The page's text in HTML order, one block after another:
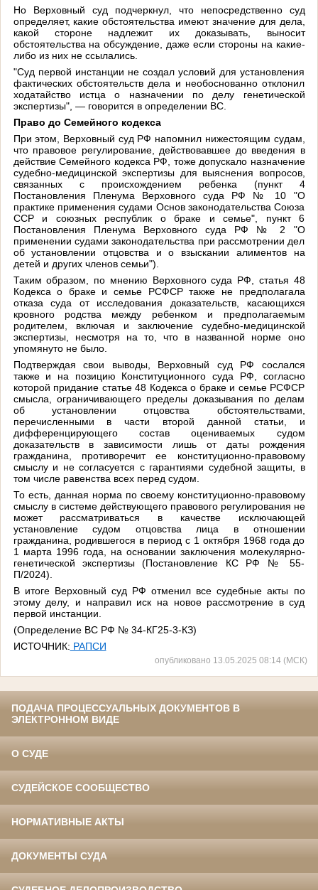
Но Верховный суд подчеркнул, что непосредственно суд
определяет, какие обстоятельства имеют значение для дела,
какой стороне надлежит их доказывать, выносит
обстоятельства на обсуждение, даже если стороны на какие-
либо из них не ссылались.
"Суд первой инстанции не создал условий для установления
фактических обстоятельств дела и необоснованно отклонил
ходатайство истца о назначении по делу генетической
экспертизы", — говорится в определении ВС.
Право до Семейного кодекса
При этом, Верховный суд РФ напомнил нижестоящим судам,
что правовое регулирование, действовавшее до введения в
действие Семейного кодекса РФ, тоже допускало назначение
судебно-медицинской экспертизы для выяснения вопросов,
связанных с происхождением ребенка (пункт 4
Постановления Пленума Верховного суда РФ № 10 "О
практике применения судами Основ законодательства Союза
ССР и союзных республик о браке и семье", пункт 6
Постановления Пленума Верховного суда РФ № 2 "О
применении судами законодательства при рассмотрении дел
об установлении отцовства и о взыскании алиментов на
детей и других членов семьи").
Таким образом, по мнению Верховного суда РФ, статья 48
Кодекса о браке и семье РСФСР также не предполагала
отказа суда от исследования доказательств, касающихся
кровного родства между ребенком и предполагаемым
родителем, включая и заключение судебно-медицинской
экспертизы, несмотря на то, что в названной норме оно
упомянуто не было.
Подтверждая свои выводы, Верховный суд РФ сослался
также и на позицию Конституционного суда РФ, согласно
которой придание статье 48 Кодекса о браке и семье РСФСР
смысла, ограничивающего пределы доказывания по делам
об установлении отцовства обстоятельствами,
перечисленными в части второй данной статьи, и
дифференцирующего состав оцениваемых судом
доказательств в зависимости лишь от даты рождения
гражданина, противоречит ее конституционно-правовому
смыслу и не согласуется с гарантиями судебной защиты, в
том числе равенства всех перед судом.
То есть, данная норма по своему конституционно-правовому
смыслу в системе действующего правового регулирования не
может рассматриваться в качестве исключающей
установление судом отцовства лица в отношении
гражданина, родившегося в период с 1 октября 1968 года до
1 марта 1996 года, на основании заключения молекулярно-
генетической экспертизы (Постановление КС РФ № 55-
П/2024).
В итоге Верховный суд РФ отменил все судебные акты по
этому делу, и направил иск на новое рассмотрение в суд
первой инстанции.
(Определение ВС РФ № 34-КГ25-3-КЗ)
ИСТОЧНИК: РАПСИ
опубликовано 13.05.2025 08:14 (МСК)
ПОДАЧА ПРОЦЕССУАЛЬНЫХ ДОКУМЕНТОВ В
ЭЛЕКТРОННОМ ВИДЕ
О СУДЕ
СУДЕЙСКОЕ СООБЩЕСТВО
НОРМАТИВНЫЕ АКТЫ
ДОКУМЕНТЫ СУДА